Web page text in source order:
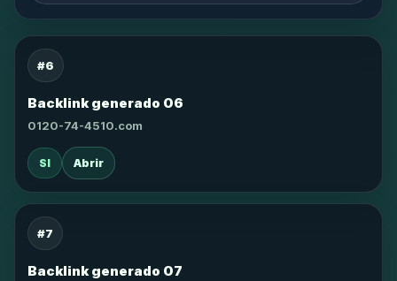
#6
Backlink generado 06
0120-74-4510.com
SI Abrir
#7
Backlink generado 07